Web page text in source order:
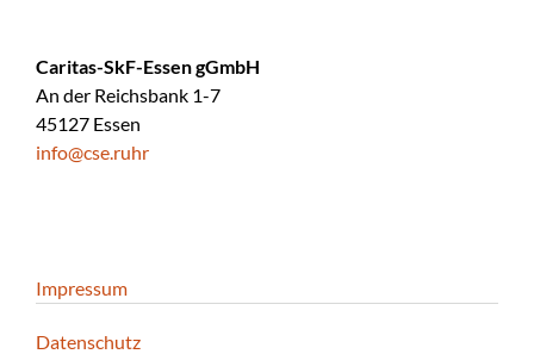
Caritas-SkF-Essen gGmbH
An der Reichsbank 1-7
45127 Essen
info@cse.ruhr
Impressum
Datenschutz